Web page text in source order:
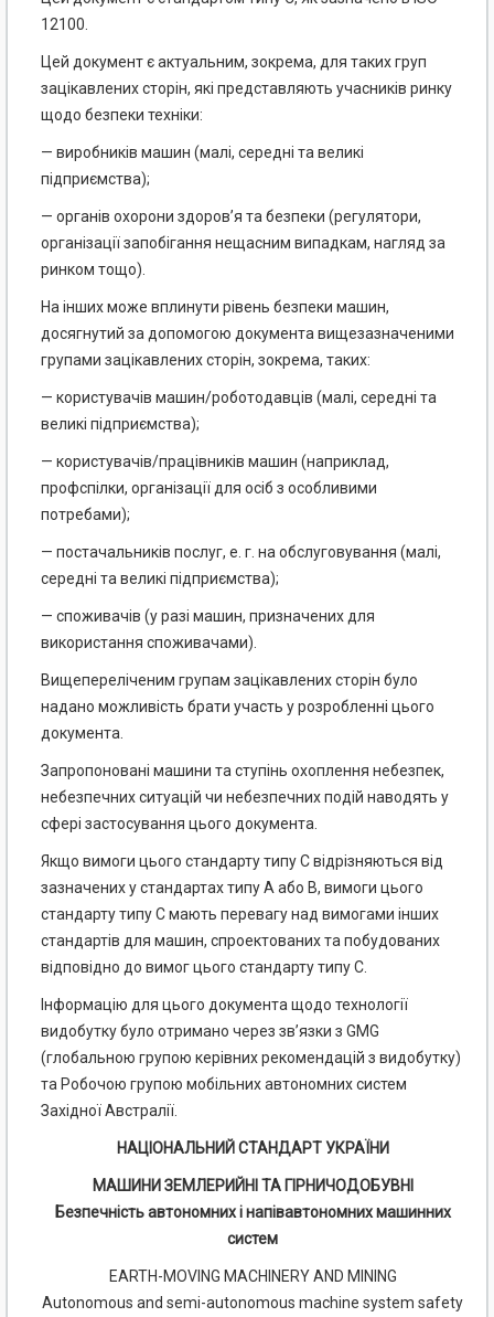
12100.
Цей документ є актуальним, зокрема, для таких груп
зацікавлених сторін, які представляють учасників ринку
щодо безпеки техніки:
— виробників машин (малі, середні та великі
підприємства);
— органів охорони здоров’я та безпеки (регулятори,
організації запобігання нещасним випадкам, нагляд за
ринком тощо).
На інших може вплинути рівень безпеки машин,
досягнутий за допомогою документа вищезазна­ченими
групами зацікавлених сторін, зокрема, таких:
— користувачів машин/роботодавців (малі, середні та
великі підприємства);
— користувачів/працівників машин (наприклад,
профспілки, організації для осіб з особливими
потребами);
— постачальників послуг, е. г. на обслуговування (малі,
середні та великі підприємства);
— споживачів (у разі машин, призначених для
використання споживачами).
Вищепереліченим групам зацікавлених сторін було
надано можливість брати участь у розробленні цього
документа.
Запропоновані машини та ступінь охоплення небезпек,
небезпечних ситуацій чи небезпечних подій наводять у
сфері застосування цього документа.
Якщо вимоги цього стандарту типу С відрізняються від
зазначених у стандартах типу А або В, вимоги цього
стандарту типу С мають перевагу над вимогами інших
стандартів для машин, спроекто­ваних та побудованих
відповідно до вимог цього стандарту типу С.
Інформацію для цього документа щодо технології
видобутку було отримано через зв’язки з GMG
(глобальною групою керівних рекомендацій з видобутку)
та Робочою групою мобільних автономних систем
Західної Австралії.
НАЦІОНАЛЬНИЙ СТАНДАРТ УКРАЇНИ
МАШИНИ ЗЕМЛЕРИЙНІ ТА ГІРНИЧОДОБУВНІ
Безпечність автономних і напівавтономних машинних
систем
EARTH-MOVING MACHINERY AND MINING
Autonomous and semi-autonomous machine system safety